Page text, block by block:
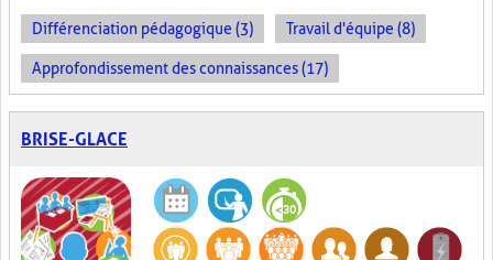
Différenciation pédagogique (3) Travail d'équipe (8)
Approfondissement des connaissances (17)
BRISE-GLACE